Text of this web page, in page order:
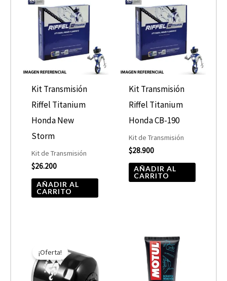
Kit Transmisión
Riffel Titanium
Honda New
Storm
Kit de Transmisión
$26.200
AÑADIR AL
CARRITO
Kit Transmisión
Riffel Titanium
Honda CB-190
Kit de Transmisión
$28.900
AÑADIR AL
CARRITO
¡Oferta!original
era:
$10.890.
actual
es:
$5.445.